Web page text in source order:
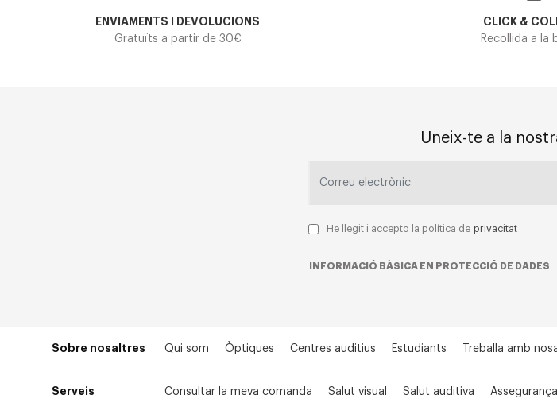
ENVIAMENTS I DEVOLUCIONS
Gratuïts a partir de 30€
CLICK &
Recollida a la
Uneix-te a la
He llegit i accepto la política de privacitat
INFORMACIÓ BÀSICA EN PROTECCIÓ DE DADES
Sobre nosaltres Qui som Òptiques Centres auditius Estudiants Treballa amb
Serveis Consultar la meva comanda Salut visual Salut auditiva